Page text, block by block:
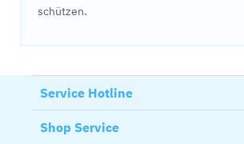
schützen.
Service Hotline
Shop Service